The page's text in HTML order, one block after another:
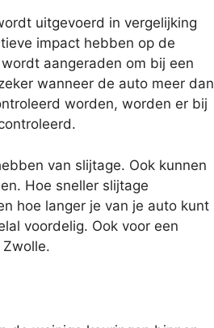
uitgevoerd in vergelijking
impact hebben op de
aangeraden om bij een
wanneer de auto meer dan
worden, worden er bij
van slijtage. Ook kunnen
Hoe sneller slijtage
hoe langer je van je auto kunt
voordelig. Ook voor een